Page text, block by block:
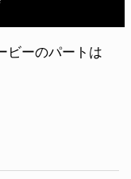
ビーのパートは